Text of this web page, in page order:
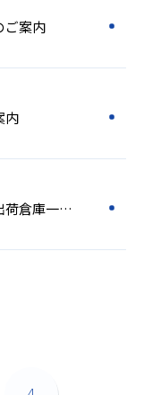
ご案内
内
【重要】商品出荷倉庫一元化のご案内